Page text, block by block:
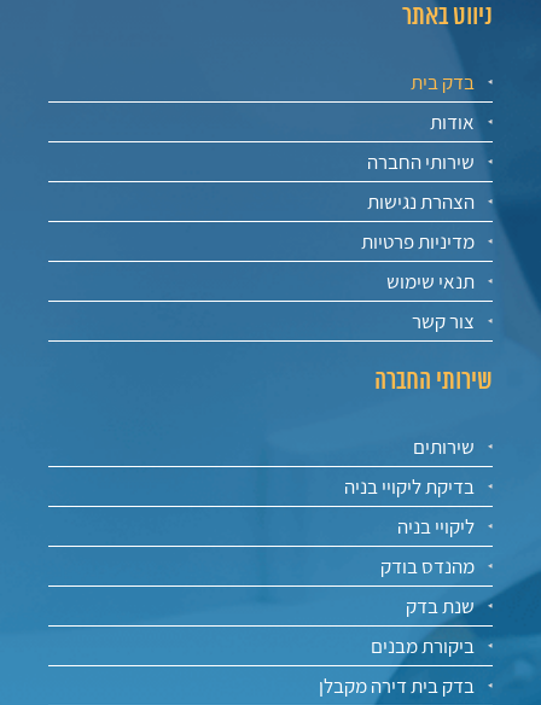
ניווט באתר
בדק בית
אודות
שירותי החברה
הצהרת נגישות
מדיניות פרטיות
תנאי שימוש
צור קשר
שירותי החברה
שירותים
בדיקת ליקויי בניה
ליקויי בניה
מהנדס בודק
שנת בדק
ביקורת מבנים
בדק בית דירה מקבלן